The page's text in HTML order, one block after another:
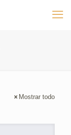
Mostrar todo